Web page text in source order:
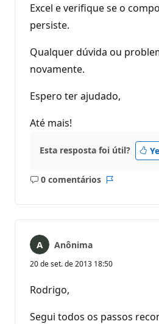
Excel e verifique se o
persiste.
Qualquer dúvida ou
novamente.
Espero ter ajudado,
Até mais!
Esta resposta foi útil?
0 comentários
Sem
Anônima
20 de set. de 2013 18:50
Rodrigo,
Segui todos os passos